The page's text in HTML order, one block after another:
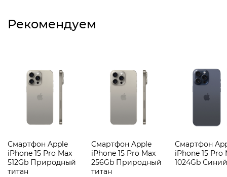
Рекомендуем
Смартфон Apple
iPhone 15 Pro Max
512Gb Природный
титан
Смартфон Apple
iPhone 15 Pro Max
256Gb Природный
титан
Смартфон
iPhone 15 Pro
1024Gb